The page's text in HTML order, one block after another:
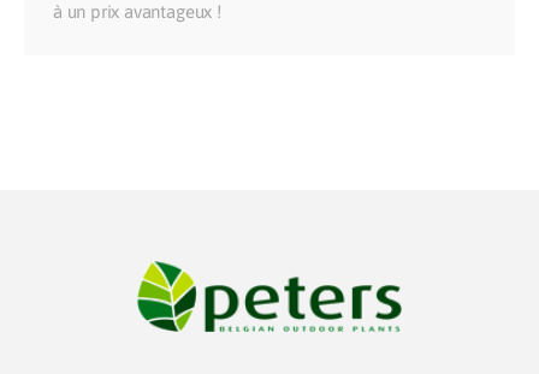
à un prix avantageux !